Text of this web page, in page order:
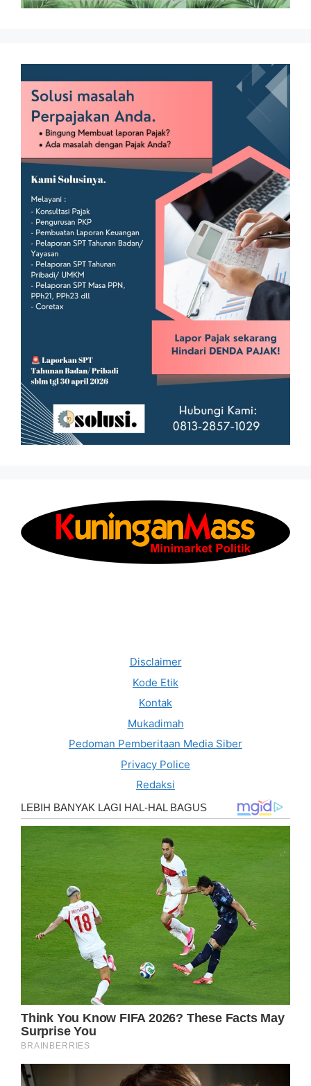
Disclaimer
Kode Etik
Kontak
Mukadimah
Pedoman Pemberitaan Media Siber
Privacy Police
Redaksi